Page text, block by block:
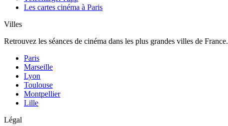
Les cartes cinéma à Paris
Villes
Retrouvez les séances de cinéma dans les plus grandes villes de France.
Paris
Marseille
Lyon
Toulouse
Montpellier
Lille
Légal